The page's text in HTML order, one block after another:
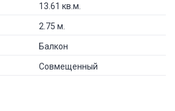
13.61 кв.м.
2.75 м.
Балкон
Совмещенный